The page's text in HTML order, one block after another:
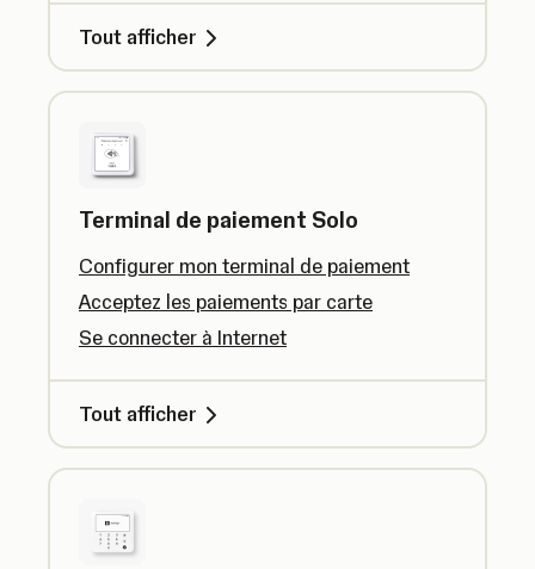
Tout afficher
Terminal de paiement Solo
Configurer mon terminal de paiement
Acceptez les paiements par carte
Se connecter à Internet
Tout afficher